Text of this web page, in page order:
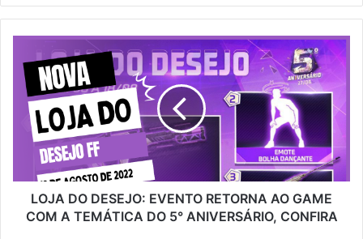
DO
DESEJO:
EVENTO
RETORNA
GAME
A
TEMÁTICA
DO
LOJA DO DESEJO: EVENTO RETORNA AO GAME
COM A TEMÁTICA DO 5° ANIVERSÁRIO, CONFIRA